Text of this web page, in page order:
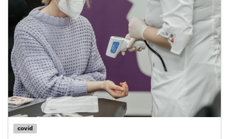
Обучение
Наука
Международная
деятельность
covid